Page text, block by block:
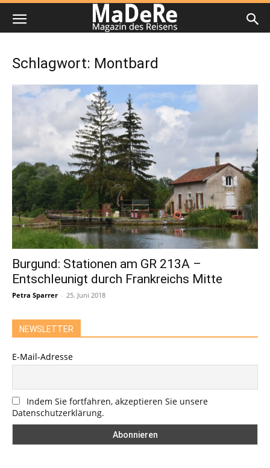
Schlagwort: Montbard
Burgund: Stationen am GR 213A –
Entschleunigt durch Frankreichs Mitte
Petra Sparrer - 25. Juni 2018
NEWSLETTER
E-Mail-Adresse
Indem Sie fortfahren, akzeptieren Sie unsere
Datenschutzerklärung.